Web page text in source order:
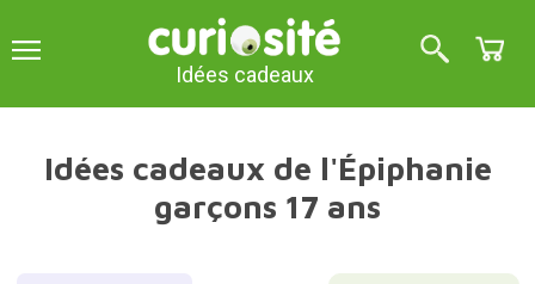
Idées cadeaux
Idées cadeaux de l'Épiphanie
garçons 17 ans